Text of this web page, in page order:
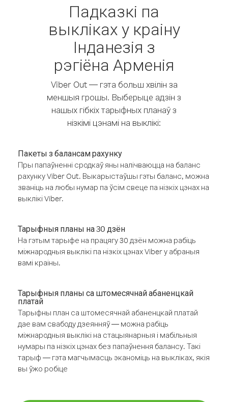
Падказкі па
выкліках у краіну
Інданезія з
рэгіёна Арменія
Viber Out — гэта больш хвілін за
меншыя грошы. Выберыце адзін з
нашых гібкіх тарыфных планаў з
нізкімі цэнамі на выклікі:
Пакеты з балансам рахунку
Пры папаўненні сродкаў яны налічваюцца на баланс
рахунку Viber Out. Выкарыстаўшы гэты баланс, можна
званіць на любы нумар па ўсім свеце па нізкіх цэнах на
выклікі Viber.
Тарыфныя планы на 30 дзён
На гэтым тарыфе на працягу 30 дзён можна рабіць
міжнародныя выклікі па нізкіх цэнах Viber у абраныя
вамі краіны.
Тарыфныя планы са штомесячнай абаненцкай
платай
Тарыфны план са штомесячнай абаненцкай платай
дае вам свабоду дзеянняў — можна рабіць
міжнародныя выклікі на стацыянарныя і мабільныя
нумары па нізкіх цэнах без папаўнення балансу. Такі
тарыф — гэта магчымасць эканоміць на выкліках, якія
вы ўжо робіце